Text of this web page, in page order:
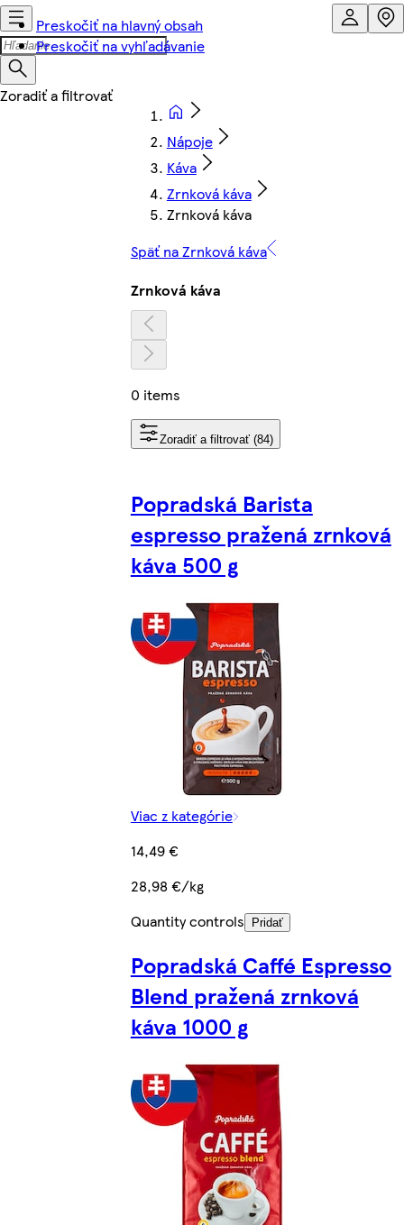
Preskočiť na hlavný obsah
Preskočiť na vyhľadávanie
Nápoje
Káva
Zrnková káva
Zrnková káva
Späť na Zrnková káva
Zrnková káva
0 items
Zoradiť a filtrovať (84)
Popradská Barista
espresso pražená zrnková
káva 500 g
Viac z kategórie
14,49 €
28,98 €/kg
Quantity controls
Pridať
Popradská Caffé Espresso
Blend pražená zrnková
káva 1000 g